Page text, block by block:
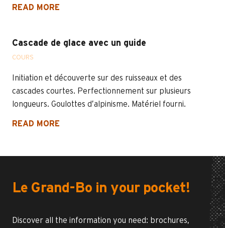
READ MORE
Cascade de glace avec un guide
COURS
Initiation et découverte sur des ruisseaux et des
cascades courtes. Perfectionnement sur plusieurs
longueurs. Goulottes d’alpinisme. Matériel fourni.
READ MORE
Le Grand-Bo in your pocket!
Discover all the information you need: brochures,